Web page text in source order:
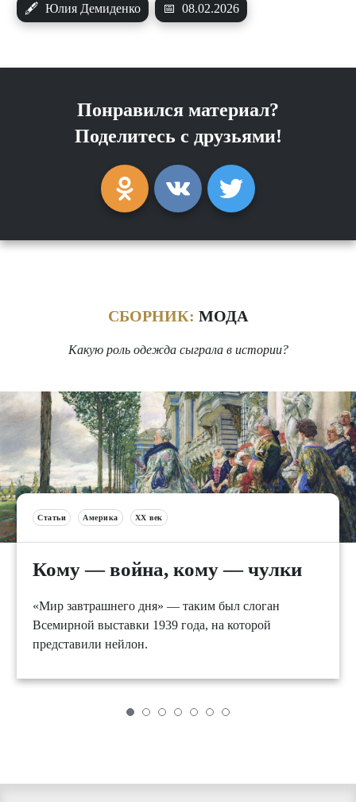
🖋 Юлия Демиденко 📅 08.02.2026
Понравился материал?
Поделитесь с друзьями!
СБОРНИК: МОДА
Какую роль одежда сыграла в истории?
Статьи Америка XX век
Кому — война, кому — чулки
«Мир завтрашнего дня» — таким был слоган
Всемирной выставки 1939 года, на которой
представили нейлон.